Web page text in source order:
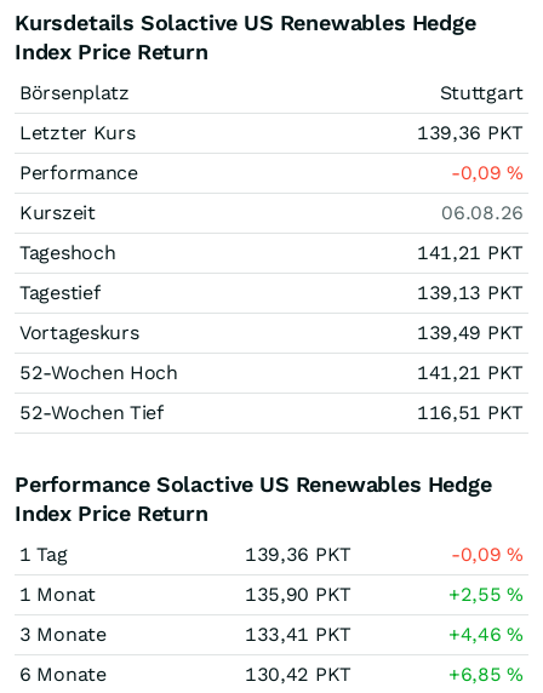
Kursdetails Solactive US Renewables Hedge
Index Price Return
Börsenplatz
Stuttgart
Letzter Kurs
139,36 PKT
Performance
-0,09%
Kurszeit
06.08.26
Tageshoch
141,21 PKT
Tagestief
139,13 PKT
Vortageskurs
139,49 PKT
52-Wochen Hoch
141,21 PKT
52-Wochen Tief
116,51 PKT
Performance Solactive US Renewables Hedge
Index Price Return
1 Tag 139,36 PKT -0,09%
1 Monat
135,90 PKT +2,55%
3 Monate
133,41 PKT +4,46%
6 Monate
130,42 PKT +6,85%